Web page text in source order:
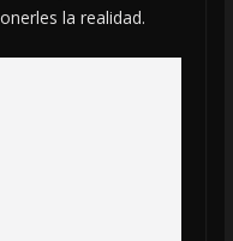
la realidad.